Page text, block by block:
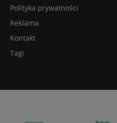
Polityka prywatności
Reklama
Kontakt
Tagi